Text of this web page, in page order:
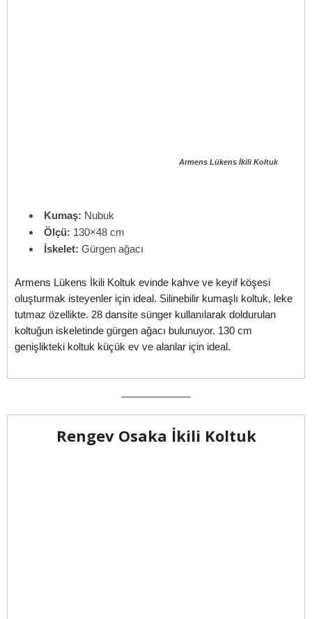
Armens Lükens İkili Koltuk
Kumaş: Nubuk
Ölçü: 130×48 cm
İskelet: Gürgen ağacı
Armens Lükens İkili Koltuk evinde kahve ve keyif köşesi
oluşturmak isteyenler için ideal. Silinebilir kumaşlı koltuk, leke
tutmaz özellikte. 28 dansite sünger kullanılarak doldurulan
koltuğun iskeletinde gürgen ağacı bulunuyor. 130 cm
genişlikteki koltuk küçük ev ve alanlar için ideal.
Rengev Osaka İkili Koltuk